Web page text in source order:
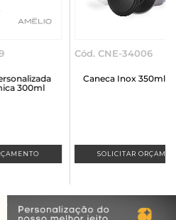
Cód. CNE-34006
Caneca Inox 350ml
SOLICITAR ORÇAMENTO